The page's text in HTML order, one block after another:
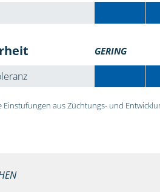
GERING
Einstufungen aus Züchtungs- und